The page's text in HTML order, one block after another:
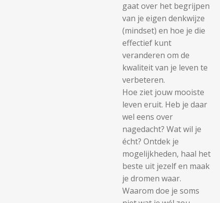
gaat over het begrijpen
van je eigen denkwijze
(mindset) en hoe je die
effectief kunt
veranderen om de
kwaliteit van je leven te
verbeteren.
Hoe ziet jouw mooiste
leven eruit. Heb je daar
wel eens over
nagedacht? Wat wil je
écht? Ontdek je
mogelijkheden, haal het
beste uit jezelf en maak
je dromen waar.
Waarom doe je soms